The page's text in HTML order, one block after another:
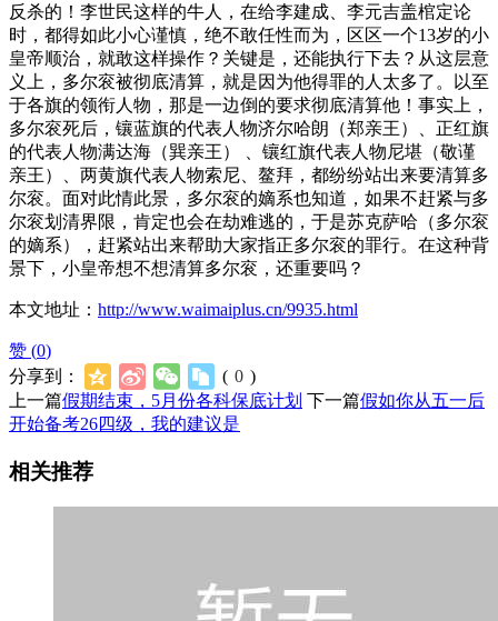
反杀的！李世民这样的牛人，在给李建成、李元吉盖棺定论
时，都得如此小心谨慎，绝不敢任性而为，区区一个13岁的小
皇帝顺治，就敢这样操作？关键是，还能执行下去？从这层意
义上，多尔衮被彻底清算，就是因为他得罪的人太多了。以至
于各旗的领衔人物，那是一边倒的要求彻底清算他！事实上，
多尔衮死后，镶蓝旗的代表人物济尔哈朗（郑亲王）、正红旗
的代表人物满达海（巽亲王） 、镶红旗代表人物尼堪（敬谨
亲王）、两黄旗代表人物索尼、鳌拜，都纷纷站出来要清算多
尔衮。面对此情此景，多尔衮的嫡系也知道，如果不赶紧与多
尔衮划清界限，肯定也会在劫难逃的，于是苏克萨哈（多尔衮
的嫡系），赶紧站出来帮助大家指正多尔衮的罪行。在这种背
景下，小皇帝想不想清算多尔衮，还重要吗？
本文地址： http://www.waimaiplus.cn/9935.html
赞 (0)
分享到：
( 0 )
上一篇假期结束，5月份各科保底计划 下一篇假如你从五一后
开始备考26四级，我的建议是
相关推荐